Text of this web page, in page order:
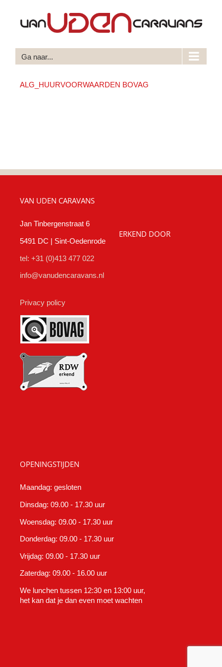
inhoud
Ga naar...
ALG_HUURVOORWAARDEN BOVAG
VAN UDEN CARAVANS
Jan Tinbergenstraat 6
5491 DC | Sint-Oedenrode
tel: +31 (0)413 477 022
info@vanudencaravans.nl
Privacy policy
ERKEND DOOR
OPENINGSTIJDEN
Maandag: gesloten
Dinsdag: 09.00 - 17.30 uur
Woensdag: 09.00 - 17.30 uur
Donderdag: 09.00 - 17.30 uur
Vrijdag: 09.00 - 17.30 uur
Zaterdag: 09.00 - 16.00 uur
We lunchen tussen 12:30 en 13:00 uur,
het kan dat je dan even moet wachten